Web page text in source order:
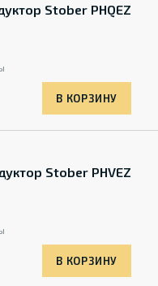
Stober PHQEZ
В КОРЗИНУ
Stober PHVEZ
В КОРЗИНУ